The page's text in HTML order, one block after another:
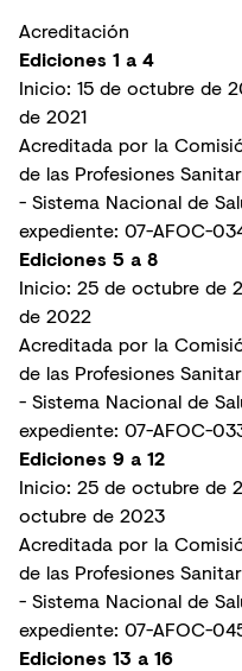
Acreditación
Ediciones 1 a 4
Inicio: 15 de octubre de
de 2021
Acreditada por la
de las Profesiones
- Sistema Nacional de
expediente: 07-AFOC-
Ediciones 5 a 8
Inicio: 25 de octubre de
de 2022
Acreditada por la
de las Profesiones
- Sistema Nacional de
expediente: 07-AFOC-
Ediciones 9 a 12
Inicio: 25 de octubre de
octubre de 2023
Acreditada por la
de las Profesiones
- Sistema Nacional de
expediente: 07-AFOC-
Ediciones 13 a 16